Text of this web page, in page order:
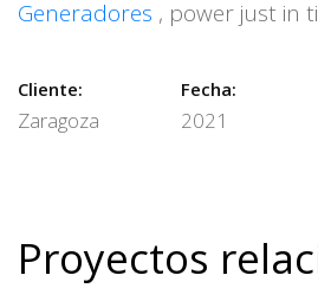
Generadores , power just in
Cliente:
Zaragoza
Fecha:
2021
Proyectos